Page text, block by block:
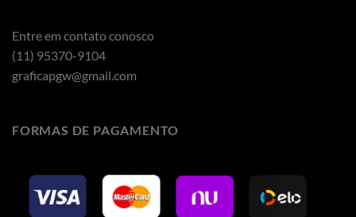
Entre em contato conosco
(11) 95370-9104
graficapgw@gmail.com
FORMAS DE PAGAMENTO